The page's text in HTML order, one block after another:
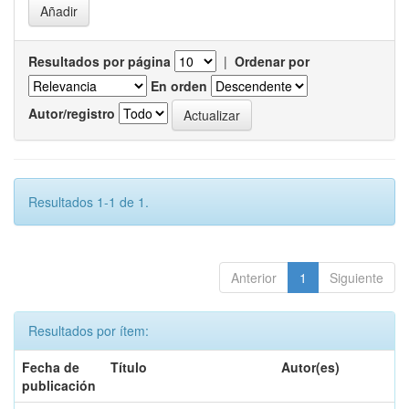
Resultados por página | Ordenar por
En orden
Autor/registro
Resultados 1-1 de 1.
Anterior 1 Siguiente
Resultados por ítem:
Fecha de
publicación
Título Autor(es)